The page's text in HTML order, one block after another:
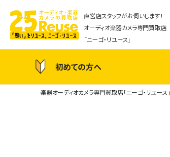
直営店スタッフがお伺いします！
オーディオ楽器カメラ専門買取店
「ニーゴ・リユース」
初めての方へ
楽器オーディオカメラ専門買取店「ニーゴ・リユース」